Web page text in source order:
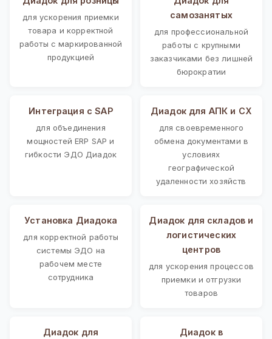
для ускорения приемки
товара и корректной
работы с маркированной
продукцией
самозанятых
для профессиональной
работы с крупными
заказчиками без лишней
бюрократии
Интеграция с SAP
для объединения
мощностей ERP SAP и
гибкости ЭДО Диадок
Диадок для АПК и СХ
для своевременного
обмена документами в
условиях
географической
удаленности хозяйств
Установка Диадока
для корректной работы
системы ЭДО на
рабочем месте
сотрудника
Диадок для складов и
логистических
центров
для ускорения процессов
приемки и отгрузки
товаров
Диадок для
Диадок в